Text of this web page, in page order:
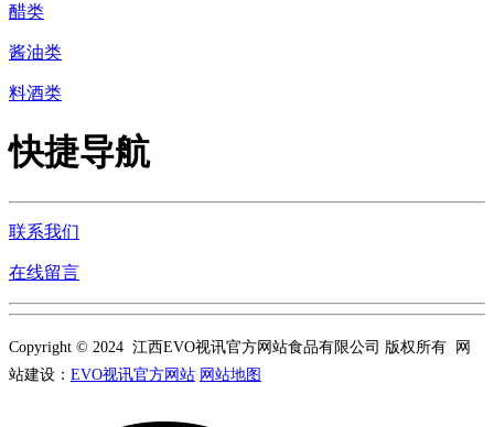
醋类
酱油类
料酒类
快捷导航
联系我们
在线留言
Copyright © 2024 江西EVO视讯官方网站食品有限公司 版权所有 网
站建设： EVO视讯官方网站 网站地图